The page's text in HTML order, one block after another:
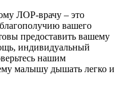
ЛОР-врачу – это
вашего
предоставить вашему
индивидуальный
нашим
малышу дышать легко и